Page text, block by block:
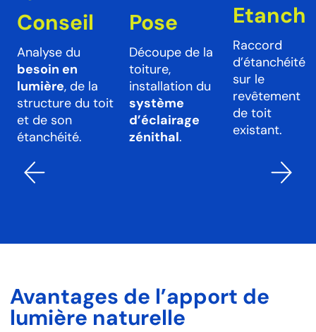
Conseil
Analyse du
besoin en
lumière, de la
structure du toit
et de son
étanchéité.
Pose
Découpe de la
toiture,
installation du
système
d’éclairage
zénithal.
Raccord
d’étanchéité
sur le
revêtement
de toit
existant.
Avantages de l’apport de
lumière naturelle